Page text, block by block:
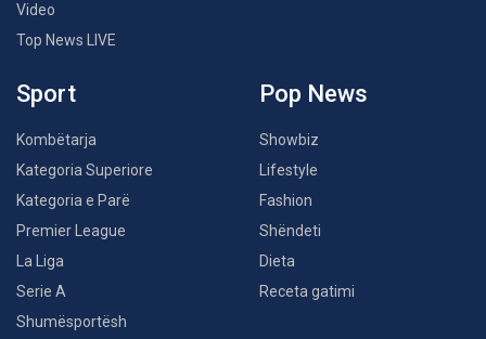
Video
Top News LIVE
Sport
Kombëtarja
Kategoria Superiore
Kategoria e Parë
Premier League
La Liga
Serie A
Shumësportësh
Pop News
Showbiz
Lifestyle
Fashion
Shëndeti
Dieta
Receta gatimi